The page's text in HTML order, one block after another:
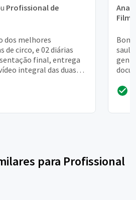
Profissional de
dos melhores
de circo, e 02 diárias
final, entrega
integral das duas
Ana
Bom
para Profissional